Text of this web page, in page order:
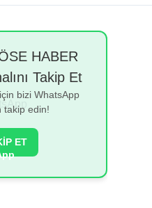
HABER
Takip Et
bizi WhatsApp
takip edin!
ET